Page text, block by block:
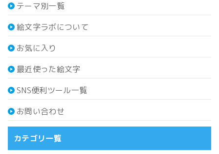
テーマ別一覧
絵文字ラボについて
お気に入り
最近使った絵文字
SNS便利ツール一覧
お問い合わせ
カテゴリ一覧